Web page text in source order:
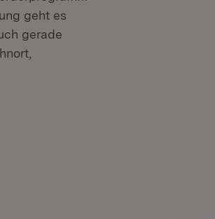
geht es
gerade